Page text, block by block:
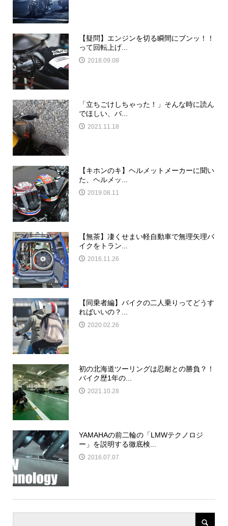
【疑問】エンジンを切る瞬間にブンッ！！
って回転上げ...
2018.09.08
「立ちごけしちゃった！」そんな時に読ん
でほしい、バ...
2021.11.18
【キホンのキ】ヘルメットメーカーに聞い
た、ヘルメッ...
2019.08.11
【無茶】凄くせまい軽自動車で無理矢理バ
イクをトラン...
2016.11.26
【同乗者編】バイクの二人乗りってどうす
ればいいの？...
2020.02.26
初の北海道ツーリングは忍耐との勝負？！
バイク歴1年の...
2021.10.28
YAMAHAの前二輪の「LMWテクノロジ
ー」を説明する徹底検...
2016.07.07